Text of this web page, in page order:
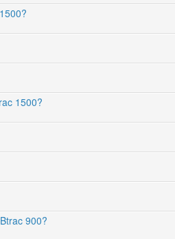
1500?
900?